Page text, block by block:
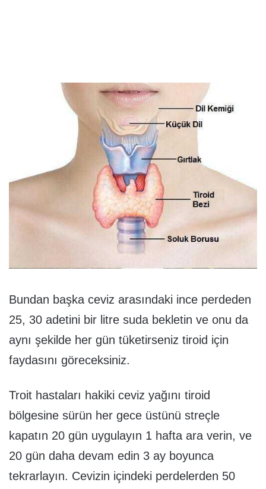
Bundan başka ceviz arasındaki ince perdeden
25, 30 adetini bir litre suda bekletin ve onu da
aynı şekilde her gün tüketirseniz tiroid için
faydasını göreceksiniz.
Troit hastaları hakiki ceviz yağını tiroid
bölgesine sürün her gece üstünü streçle
kapatın 20 gün uygulayın 1 hafta ara verin, ve
20 gün daha devam edin 3 ay boyunca
tekrarlayın. Cevizin içindeki perdelerden 50